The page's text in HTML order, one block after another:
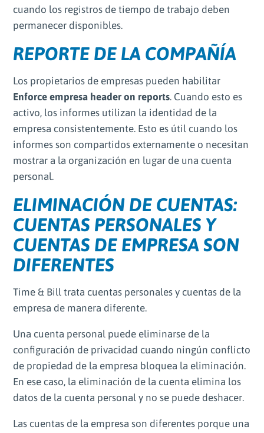
cuando los registros de tiempo de trabajo deben
permanecer disponibles.
REPORTE DE LA COMPAÑÍA
Los propietarios de empresas pueden habilitar
Enforce empresa header on reports. Cuando esto es
activo, los informes utilizan la identidad de la
empresa consistentemente. Esto es útil cuando los
informes son compartidos externamente o necesitan
mostrar a la organización en lugar de una cuenta
personal.
ELIMINACIÓN DE CUENTAS:
CUENTAS PERSONALES Y
CUENTAS DE EMPRESA SON
DIFERENTES
Time & Bill trata cuentas personales y cuentas de la
empresa de manera diferente.
Una cuenta personal puede eliminarse de la
configuración de privacidad cuando ningún conflicto
de propiedad de la empresa bloquea la eliminación.
En ese caso, la eliminación de la cuenta elimina los
datos de la cuenta personal y no se puede deshacer.
Las cuentas de la empresa son diferentes porque una